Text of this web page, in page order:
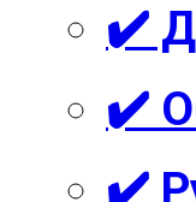
✔️
✔️
✔️